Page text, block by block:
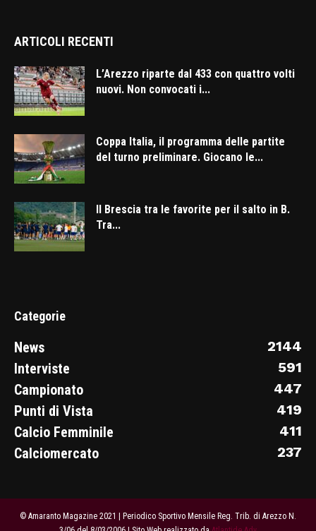
ARTICOLI RECENTI
L’Arezzo riparte dal 433 con quattro volti
nuovi. Non convocati i...
Coppa Italia, il programma delle partite
del turno preliminare. Giocano le...
Il Brescia tra le favorite per il salto in B.
Tra...
Categorie
News
2144
Interviste
591
Campionato
447
Punti di Vista
419
Calcio Femminile
411
Calciomercato
237
© Amaranto Magazine 2021 | Periodico Sportivo Mensile Reg. Trib. di Arezzo N.